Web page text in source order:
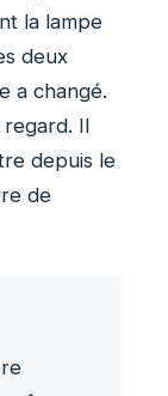
la lampe
deux
a changé.
regard. Il
depuis le
de